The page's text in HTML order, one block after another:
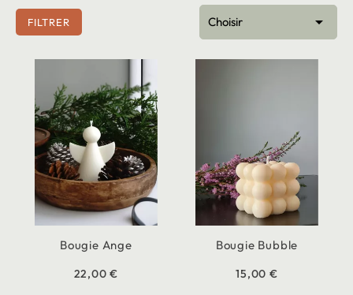
FILTRER Choisir 
Bougie Ange
22,00 €
Bougie Bubble
15,00 €